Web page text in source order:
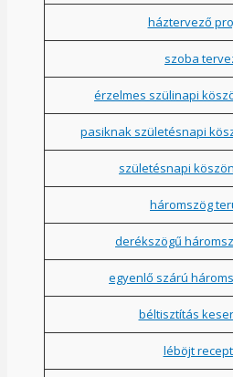
háztervező
szoba
érzelmes szülinapi
pasiknak születésnapi
születésnapi
háromszög
derékszögű
egyenlő szárú
béltisztítás
léböjt